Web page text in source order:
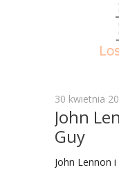
30 kwietnia
John
Guy
John Len­non